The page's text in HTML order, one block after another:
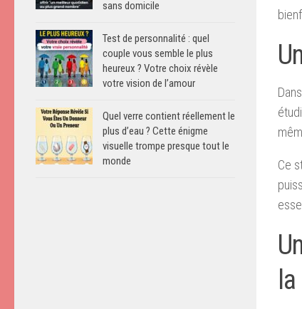
Ce
sans domicile
Test de personnalité : quel
couple vous semble le plus
heureux ? Votre choix révèle
votre vision de l’amour
Quel verre contient réellement le
plus d’eau ? Cette énigme
visuelle trompe presque tout le
monde